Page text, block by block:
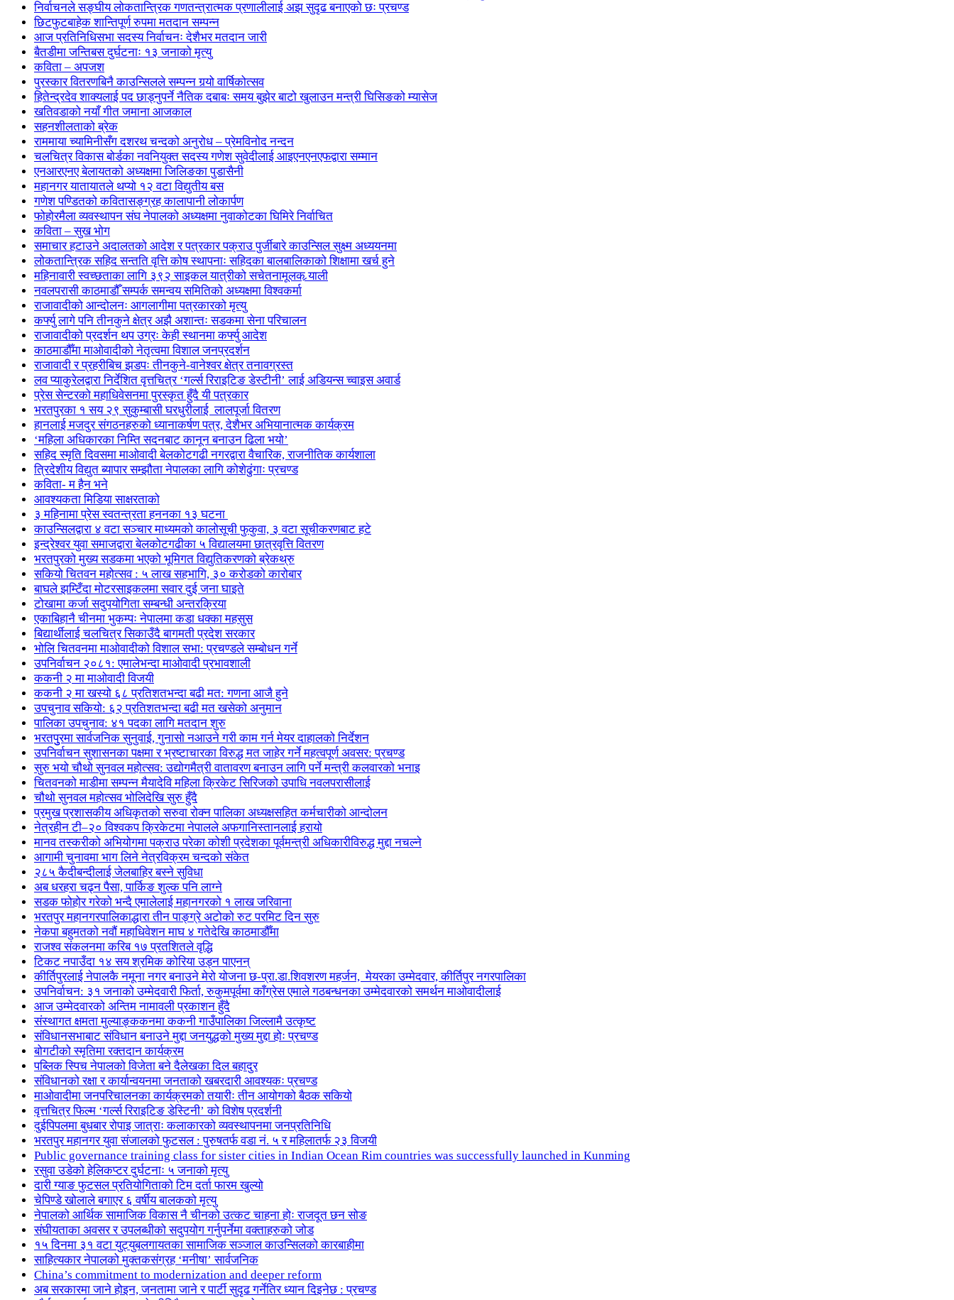
निर्वाचनले सङ्घीय लोकतान्त्रिक गणतन्त्रात्मक प्रणालीलाई अझ सुदृढ बनाएको छः प्रचण्ड
छिटफुटबाहेक शान्तिपूर्ण रुपमा मतदान सम्पन्न
आज प्रतिनिधिसभा सदस्य निर्वाचनः देशैभर मतदान जारी
बैतडीमा जन्तिबस दुर्घटनाः १३ जनाको मृत्यु
कविता – अपजश
पुरस्कार वितरणबिनै काउन्सिलले सम्पन्न गर्‍यो वार्षिकोत्सव
हितेन्द्रदेव शाक्यलाई पद छाड्नुपर्ने नैतिक दबाबः समय बुझेर बाटो खुलाउन मन्त्री घिसिङको म्यासेज
खतिवडाको नयाँ गीत जमाना आजकाल
सहनशीलताको ब्रेक
राममाया च्यामिनीसँग दशरथ चन्दको अनुरोध – प्रेमविनोद नन्दन
चलचित्र विकास बोर्डका नवनियुक्त सदस्य गणेश सुवेदीलाई आइएनएनएफद्वारा सम्मान
एनआरएनए बेलायतको अध्यक्षमा जिलिङका पुडासैनी
महानगर यातायातले थप्यो १२ वटा विद्युतीय बस
गणेश पण्डितको कवितासङ्ग्रह कालापानी लोकार्पण
फोहोरमैला व्यवस्थापन संघ नेपालको अध्यक्षमा नुवाकोटका घिमिरे निर्वाचित
कविता – सुख भोग
समाचार हटाउने अदालतको आदेश र पत्रकार पक्राउ पुर्जीबारे काउन्सिल सुक्ष्म अध्ययनमा
लोकतान्त्रिक सहिद सन्तति वृत्ति कोष स्थापनाः सहिदका बालबालिकाको शिक्षामा खर्च हुने
महिनावारी स्वच्छताका लागि ३९२ साइकल यात्रीको सचेतनामूलक र्‍याली
नवलपरासी काठमाडौँ सम्पर्क समन्वय समितिको अध्यक्षमा विश्वकर्मा
राजावादीको आन्दोलनः आगलागीमा पत्रकारको मृत्यु
कर्फ्यु लागे पनि तीनकुने क्षेत्र अझै अशान्तः सडकमा सेना परिचालन
राजावादीको प्रदर्शन थप उग्रः केही स्थानमा कर्फ्यु आदेश
काठमाडौँमा माओवादीको नेतृत्वमा विशाल जनप्रदर्शन
राजावादी र प्रहरीबिच झडपः तीनकुने-वानेश्वर क्षेत्र तनावग्रस्त
लव प्याकुरेलद्वारा निर्देशित वृत्तचित्र ‘गर्ल्स रिराइटिङ डेस्टीनी’ लाई अडियन्स च्वाइस अवार्ड
प्रेस सेन्टरको महाधिवेसनमा पुरस्कृत हुँदै यी पत्रकार
भरतपुरका १ सय २९ सुकुम्बासी घरधुरीलाई लालपूर्जा वितरण
हानलाई मजदुर संगठनहरुको ध्यानाकर्षण पत्र, देशैभर अभियानात्मक कार्यक्रम
‘महिला अधिकारका निम्ति सदनबाट कानून बनाउन ढिला भयो’
सहिद स्मृति दिवसमा माओवादी बेलकोटगढी नगरद्वारा वैचारिक, राजनीतिक कार्यशाला
त्रिदेशीय विद्युत ब्यापार सम्झौता नेपालका लागि कोशेढुंगाः प्रचण्ड
कविता- म हैन भने
आवश्यकता मिडिया साक्षरताको
३ महिनामा प्रेस स्वतन्त्रता हननका १३ घटना
काउन्सिलद्वारा ४ वटा सञ्चार माध्यमको कालोसूची फुकुवा, ३ वटा सूचीकरणबाट हटे
इन्द्रेश्वर युवा समाजद्वारा बेलकोटगढीका ५ विद्यालयमा छात्रवृत्ति वितरण
भरतपुरको मुख्य सडकमा भएको भूमिगत विद्युतिकरणको ब्रेकथ्रु
सकियो चितवन महोत्सव : ५ लाख सहभागि, ३० करोडको कारोबार
बाघले झम्टिँदा मोटरसाइकलमा सवार दुई जना घाइते
टोखामा कर्जा सदुपयोगिता सम्बन्धी अन्तरक्रिया
एकाबिहानै चीनमा भुकम्पः नेपालमा कडा धक्का महसुस
बिद्यार्थीलाई चलचित्र सिकाउँदै बागमती प्रदेश सरकार
भोलि चितवनमा माओवादीको विशाल सभा: प्रचण्डले सम्बोधन गर्ने
उपनिर्वाचन २०८१: एमालेभन्दा माओवादी प्रभावशाली
ककनी २ मा माओवादी विजयी
ककनी २ मा खस्यो ६८ प्रतिशतभन्दा बढी मत: गणना आजै हुने
उपचुनाव सकियो: ६२ प्रतिशतभन्दा बढी मत खसेको अनुमान
पालिका उपचुनाव: ४१ पदका लागि मतदान शुरु
भरतपुुरमा सार्वजनिक सुनुवाई, गुनासो नआउने गरी काम गर्न मेयर दाहालको निर्देशन
उपनिर्वाचन सुशासनका पक्षमा र भ्रष्टाचारका विरुद्ध मत जाहेर गर्ने महत्वपूर्ण अवसर: प्रचण्ड
सुरु भयो चौथो सुनवल महोत्सव: उद्योगमैत्री वातावरण बनाउन लागि पर्ने मन्त्री कलवारको भनाइ
चितवनको माडीमा सम्पन्न मैयादेवि महिला क्रिकेट सिरिजको उपाधि नवलपरासीलाई
चौथो सुनवल महोत्सव भोलिदेखि सुरु हुँदै
प्रमुख प्रशासकीय अधिकृतको सरुवा रोक्न पालिका अध्यक्षसहित कर्मचारीको आन्दोलन
नेत्रहीन टी–२० विश्वकप क्रिकेटमा नेपालले अफगानिस्तानलाई हरायो
मानव तस्करीको अभियोगमा पक्राउ परेका कोशी प्रदेशका पूर्वमन्त्री अधिकारीविरुद्ध मुद्दा नचल्ने
आगामी चुनावमा भाग लिने नेत्रविक्रम चन्दको संकेत
२८५ कैदीबन्दीलाई जेलबाहिर बस्ने सुविधा
अब धरहरा चढ्न पैसा, पार्किङ शुल्क पनि लाग्ने
सडक फोहोर गरेको भन्दै एमालेलाई महानगरको १ लाख जरिवाना
भरतपुर महानगरपालिकाद्धारा तीन पाङ्ग्रे अटोको रुट परमिट दिन सुरु
नेकपा बहुमतको नवौं महाधिवेशन माघ ४ गतेदेखि काठमाडौँमा
राजश्व संकलनमा करिब १७ प्रतशितले वृद्धि
टिकट नपाउँदा १४ सय श्रमिक कोरिया उड्न पाएनन्
कीर्तिपुरलाई नेपालकै नमूना नगर बनाउने मेरो योजना छ-प्रा.डा.शिवशरण महर्जन, मेयरका उम्मेदवार, कीर्तिपुर नगरपालिका
उपनिर्वाचन: ३१ जनाको उम्मेदवारी फिर्ता, रुकुमपूर्वमा काँग्रेस एमाले गठबन्धनका उम्मेदवारको समर्थन माओवादीलाई
आज उम्मेदवारको अन्तिम नामावली प्रकाशन हुँदै
संस्थागत क्षमता मुल्याङ्ककनमा ककनी गाउँपालिका जिल्लामै उत्कृष्ट
संविधानसभाबाट संविधान बनाउने मुद्दा जनयुद्धको मुख्य मुद्दा होः प्रचण्ड
बोगटीको स्मृतिमा रक्तदान कार्यक्रम
पब्लिक स्पिच नेपालको विजेता बने दैलेखका दिल बहादुर
संविधानको रक्षा र कार्यान्वयनमा जनताको खबरदारी आवश्यकः प्रचण्ड
माओवादीमा जनपरिचालनका कार्यक्रमको तयारीः तीन आयोगको बैठक सकियो
वृत्तचित्र फिल्म ‘गर्ल्स रिराइटिङ डेस्टिनी’ को विशेष प्रदर्शनी
दुईपिपलमा बुधबार रोपाइ जात्राः कलाकारको व्यवस्थापनमा जनप्रतिनिधि
भरतपुर महानगर युवा संजालको फुटसल : पुरुषतर्फ वडा नं. ५ र महिलातर्फ २३ विजयी
Public governance training class for sister cities in Indian Ocean Rim countries was successfully launched in Kunming
रसुवा उडेको हेलिकप्टर दुर्घटनाः ५ जनाको मृत्यु
दारी ग्याङ फुटसल प्रतियोगिताको टिम दर्ता फारम खुल्यो
चेपिण्डे खोलाले बगाएर ६ वर्षीय बालकको मृत्यु
नेपालको आर्थिक सामाजिक विकास नै चीनको उत्कट चाहना होः राजदूत छन सोङ
संघीयताका अवसर र उपलब्धीको सदुपयोग गर्नुपर्नेमा वक्ताहरुको जोड
१५ दिनमा ३१ वटा युट्युबलगायतका सामाजिक सञ्जाल काउन्सिलको कारबाहीमा
साहित्यकार नेपालको मुक्तकसंग्रह ‘मनीषा’ सार्वजनिक
China’s commitment to modernization and deeper reform
अब सरकारमा जाने होइन, जनतामा जाने र पार्टी सुदृढ गर्नेतिर ध्यान दिइनेछ : प्रचण्ड